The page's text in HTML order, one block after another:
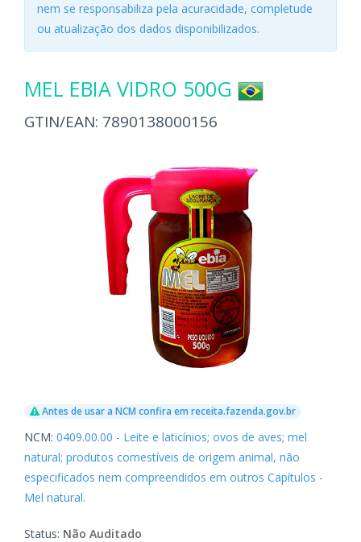
nem se responsabiliza pela acuracidade, completude
ou atualização dos dados disponibilizados.
MEL EBIA VIDRO 500G
GTIN/EAN: 7890138000156
Antes de usar a NCM confira em receita.fazenda.gov.br
NCM: 0409.00.00 - Leite e laticínios; ovos de aves; mel
natural; produtos comestíveis de origem animal, não
especificados nem compreendidos em outros Capítulos -
Mel natural.
Status: Não Auditado